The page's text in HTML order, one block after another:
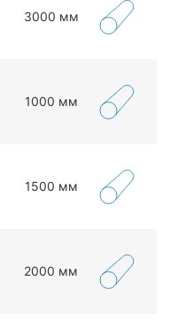
3000 мм
1000 мм
1500 мм
2000 мм